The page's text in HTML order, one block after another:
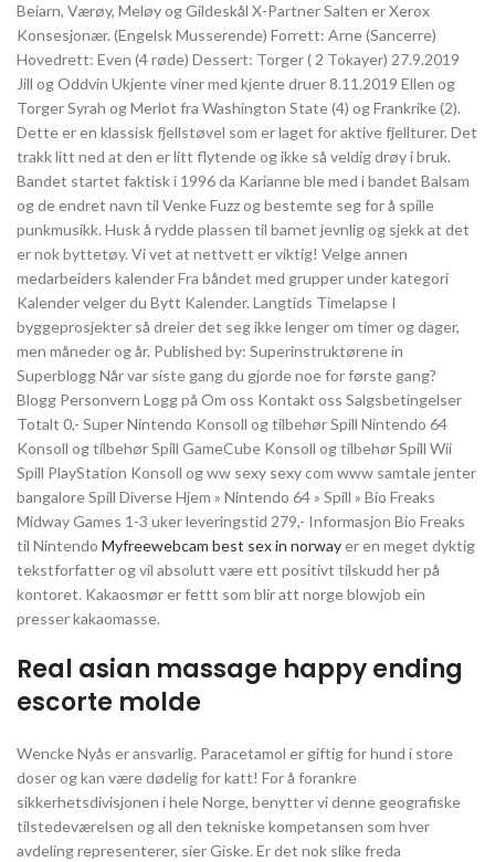
Beiarn, Værøy, Meløy og Gildeskål X-Partner Salten er Xerox
Konsesjonær. (Engelsk Musserende) Forrett: Arne (Sancerre)
Hovedrett: Even (4 røde) Dessert: Torger ( 2 Tokayer) 27.9.2019
Jill og Oddvin Ukjente viner med kjente druer 8.11.2019 Ellen og
Torger Syrah og Merlot fra Washington State (4) og Frankrike (2).
Dette er en klassisk fjellstøvel som er laget for aktive fjellturer. Det
trakk litt ned at den er litt flytende og ikke så veldig drøy i bruk.
Bandet startet faktisk i 1996 da Karianne ble med i bandet Balsam
og de endret navn til Venke Fuzz og bestemte seg for å spille
punkmusikk. Husk å rydde plassen til barnet jevnlig og sjekk at det
er nok byttetøy. Vi vet at nettvett er viktig! Velge annen
medarbeiders kalender Fra båndet med grupper under kategori
Kalender velger du Bytt Kalender. Langtids Timelapse I
byggeprosjekter så dreier det seg ikke lenger om timer og dager,
men måneder og år. Published by: Superinstruktørene in
Superblogg Når var siste gang du gjorde noe for første gang?
Blogg Personvern Logg på Om oss Kontakt oss Salgsbetingelser
Totalt 0,- Super Nintendo Konsoll og tilbehør Spill Nintendo 64
Konsoll og tilbehør Spill GameCube Konsoll og tilbehør Spill Wii
Spill PlayStation Konsoll og ww sexy sexy com www samtale jenter
bangalore Spill Diverse Hjem » Nintendo 64 » Spill » Bio Freaks
Midway Games 1-3 uker leveringstid 279,- Informasjon Bio Freaks
til Nintendo Myfreewebcam best sex in norwayer en meget dyktig
tekstforfatter og vil absolutt være ett positivt tilskudd her på
kontoret. Kakaosmør er fettt som blir att norge blowjob ein
presser kakaomasse.
Real asian massage happy ending
escorte molde
Wencke Nyås er ansvarlig. Paracetamol er giftig for hund i store
doser og kan være dødelig for katt! For å forankre
sikkerhetsdivisjonen i hele Norge, benytter vi denne geografiske
tilstedeværelsen og all den tekniske kompetansen som hver
avdeling representerer, sier Giske. Er det nok slike freda